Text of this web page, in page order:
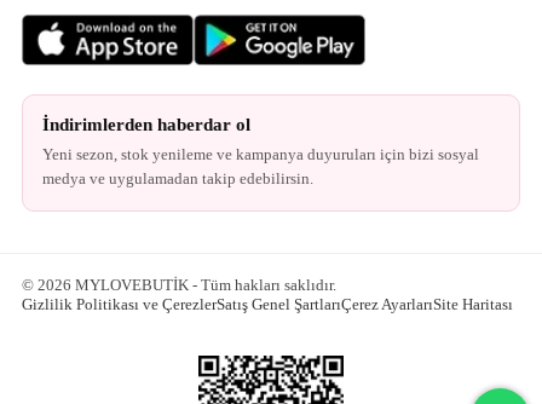
İndirimlerden haberdar ol
Yeni sezon, stok yenileme ve kampanya duyuruları için bizi sosyal
medya ve uygulamadan takip edebilirsin.
© 2026 MYLOVEBUTİK - Tüm hakları saklıdır.
Gizlilik Politikası ve ÇerezlerSatış Genel ŞartlarıÇerez AyarlarıSite Haritası